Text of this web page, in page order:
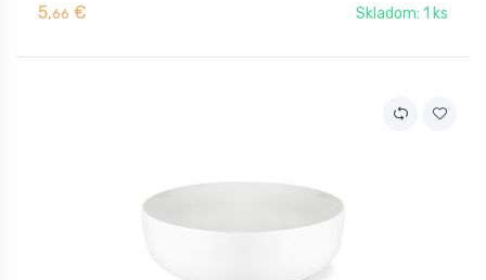
5,66 € Skladom: 1 ks